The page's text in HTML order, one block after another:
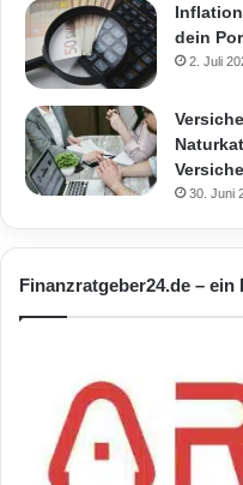
dein
2. Juli
30. Juni
Finanzratgeber24.de – ein